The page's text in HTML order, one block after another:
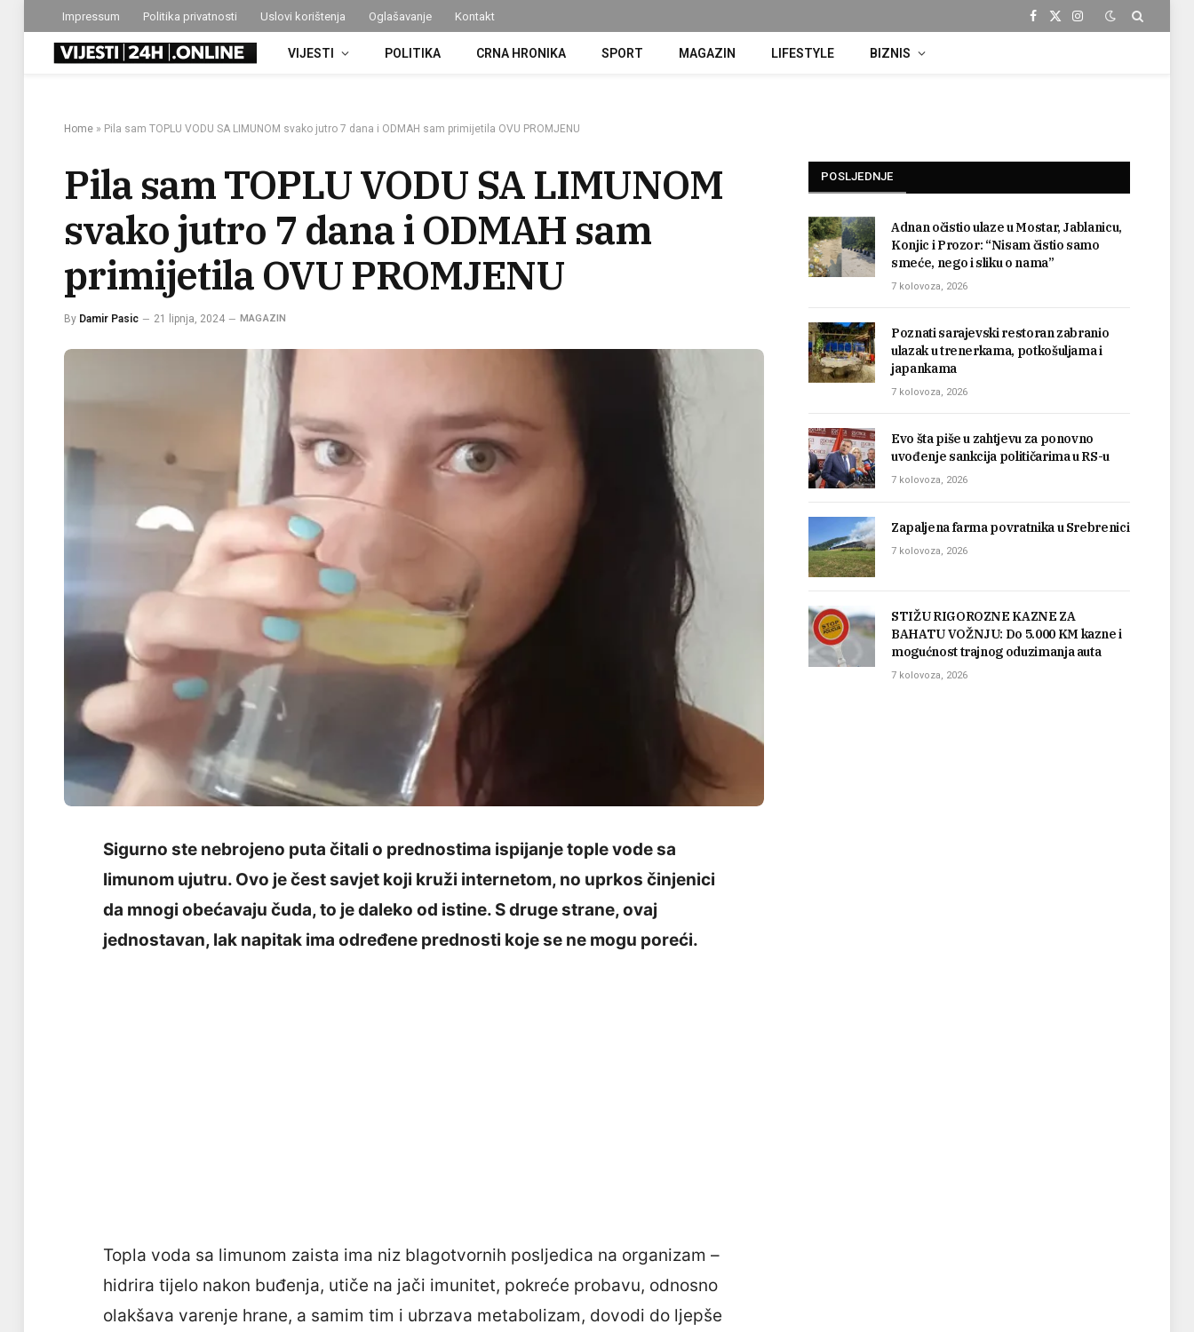
Impressum Politika privatnosti Uslovi korištenja Oglašavanje Kontakt
Facebook
X
Instagram
VIJESTI POLITIKA CRNA HRONIKA SPORT MAGAZIN LIFESTYLE BIZNIS
Home » Pila sam TOPLU VODU SA LIMUNOM svako jutro 7 dana i ODMAH sam primijetila OVU PROMJENU
Pila sam TOPLU VODU SA LIMUNOM
svako jutro 7 dana i ODMAH sam
primijetila OVU PROMJENU
By Damir Pasic 21 lipnja, 2024 MAGAZIN
Sigurno ste nebrojeno puta čitali o prednostima ispijanje tople vode sa
limunom ujutru. Ovo je čest savjet koji kruži internetom, no uprkos činjenici
da mnogi obećavaju čuda, to je daleko od istine. S druge strane, ovaj
jednostavan, lak napitak ima određene prednosti koje se ne mogu poreći.
Topla voda sa limunom zaista ima niz blagotvornih posljedica na organizam –
hidrira tijelo nakon buđenja, utiče na jači imunitet, pokreće probavu, odnosno
olakšava varenje hrane, a samim tim i ubrzava metabolizam, dovodi do ljepše
POSLJEDNJE
Adnan očistio ulaze u Mostar, Jablanicu,
Konjic i Prozor: “Nisam čistio samo
smeće, nego i sliku o nama”
7 kolovoza, 2026
Poznati sarajevski restoran zabranio
ulazak u trenerkama, potkošuljama i
japankama
7 kolovoza, 2026
Evo šta piše u zahtjevu za ponovno
uvođenje sankcija političarima u RS-u
7 kolovoza, 2026
Zapaljena farma povratnika u Srebrenici
7 kolovoza, 2026
STIŽU RIGOROZNE KAZNE ZA
BAHATU VOŽNJU: Do 5.000 KM kazne i
mogućnost trajnog oduzimanja auta
7 kolovoza, 2026